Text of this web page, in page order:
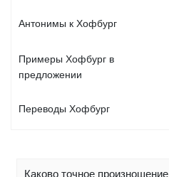
Антонимы к Хофбург
Примеры Хофбург в
предложении
Переводы Хофбург
Каково точное